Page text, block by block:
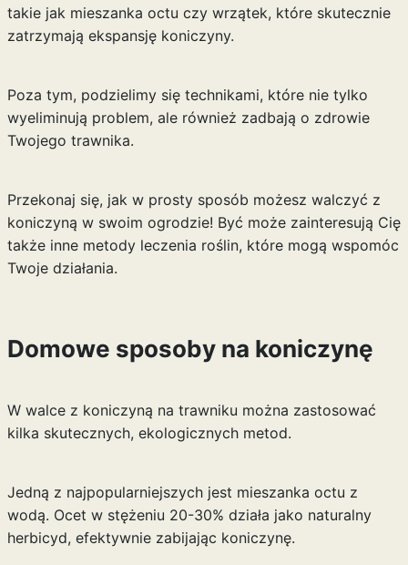
takie jak mieszanka octu czy wrzątek, które skutecznie
zatrzymają ekspansję koniczyny.
Poza tym, podzielimy się technikami, które nie tylko
wyeliminują problem, ale również zadbają o zdrowie
Twojego trawnika.
Przekonaj się, jak w prosty sposób możesz walczyć z
koniczyną w swoim ogrodzie! Być może zainteresują Cię
także inne metody leczenia roślin, które mogą wspomóc
Twoje działania.
Domowe sposoby na koniczynę
W walce z koniczyną na trawniku można zastosować
kilka skutecznych, ekologicznych metod.
Jedną z najpopularniejszych jest mieszanka octu z
wodą. Ocet w stężeniu 20-30% działa jako naturalny
herbicyd, efektywnie zabijając koniczynę.